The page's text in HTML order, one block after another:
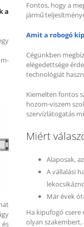
Fontos, hogy a
jármű
Amit a robogó
Cégünkben
elégedettsége
technológiát
Kiemelten fontos
hozom-viszem
szervízlátogatás
Miért
Alaposak,
A vállalási
Már évek
Ha kipufogó csere
olyan szakembert,
a